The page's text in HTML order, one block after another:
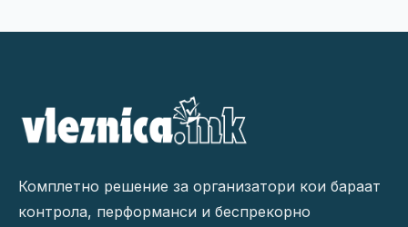
Комплетно решение за организатори кои бараат
контрола, перформанси и беспрекорно